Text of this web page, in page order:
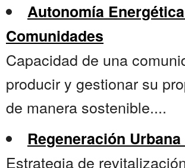
Autonomía
Comunidades
Capacidad de una
producir y gestionar su
de manera sostenible....
Regeneración
Estrategia de